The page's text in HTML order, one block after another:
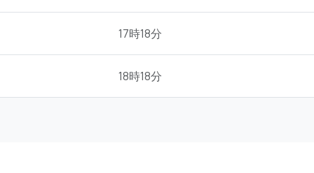
17時18分
18時18分